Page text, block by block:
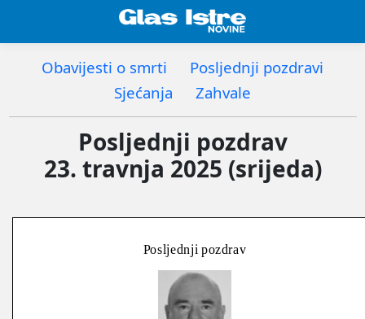
Obavijesti o smrti
Posljednji pozdravi
Sjećanja
Zahvale
Posljednji pozdrav
23. travnja 2025 (srijeda)
Posljednji pozdrav